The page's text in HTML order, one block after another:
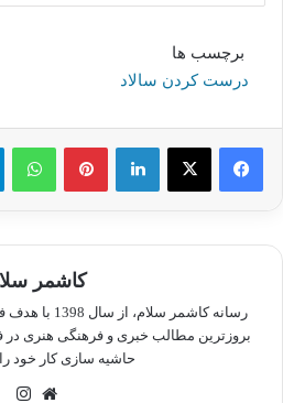
برچسب ها
درست کردن سالاد
لینکدین پینترستواتس
کاشمر
رسانه کاشمر
بروزترین مطالب خبری و فرهنگی هنری در
حاشیه سازی کار خود را